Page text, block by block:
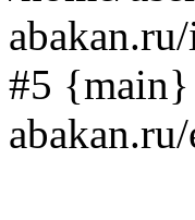
#5 {main}